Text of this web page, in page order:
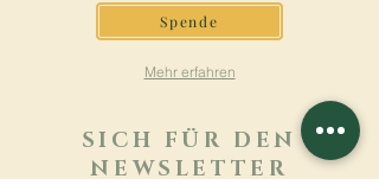
Spende
Mehr erfahren
SICH FÜR DEN
NEWSLETTER